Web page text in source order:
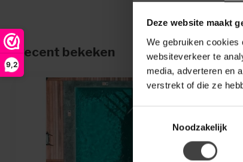
Deze website maakt
We gebruiken
websiteverkeer te
media, adverteren en
verstrekt of die ze
Noodzakelijk
9,2
Recent bekeken